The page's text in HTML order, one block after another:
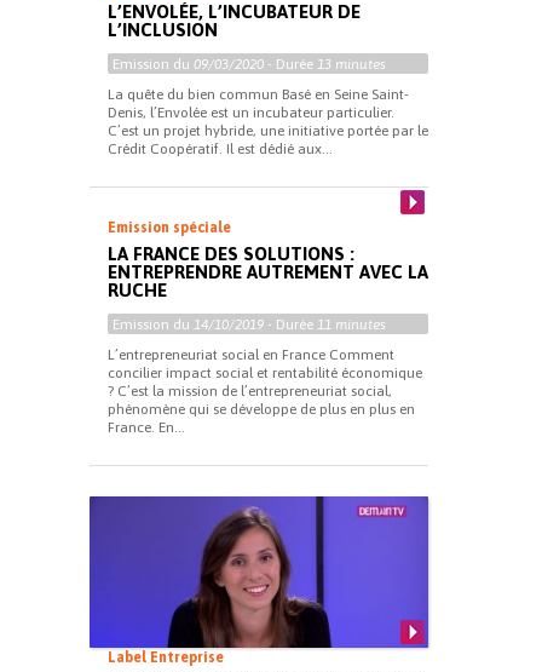
L’ENVOLÉE, L’INCUBATEUR DE
L’INCLUSION
Emission du 09/03/2020 - Durée 13 minutes
La quête du bien commun Basé en Seine Saint-
Denis, l’Envolée est un incubateur particulier.
C’est un projet hybride, une initiative portée par le
Crédit Coopératif. Il est dédié aux...
Emission spéciale
LA FRANCE DES SOLUTIONS :
ENTREPRENDRE AUTREMENT AVEC LA
RUCHE
Emission du 14/10/2019 - Durée 11 minutes
L’entrepreneuriat social en France Comment
concilier impact social et rentabilité économique
? C’est la mission de l’entrepreneuriat social,
phénomène qui se développe de plus en plus en
France. En...
Label Entreprise